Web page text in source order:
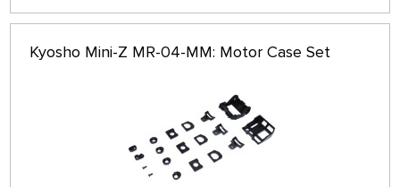
Kyosho Mini-Z MR-04-MM: Motor Case Set